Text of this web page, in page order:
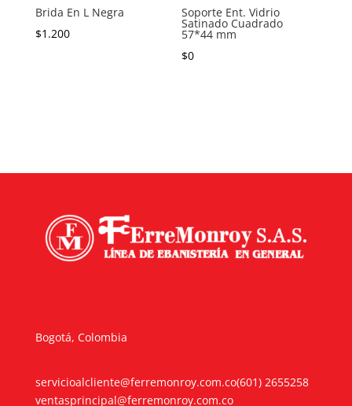
Brida En L Negra
$1.200
Soporte Ent. Vidrio
Satinado Cuadrado
57*44 mm
$0
Bogotá, Colombia
servicioalcliente@ferremonroy.com.co
ventasprincipal@ferremonroy.com.co
(601) 2655258